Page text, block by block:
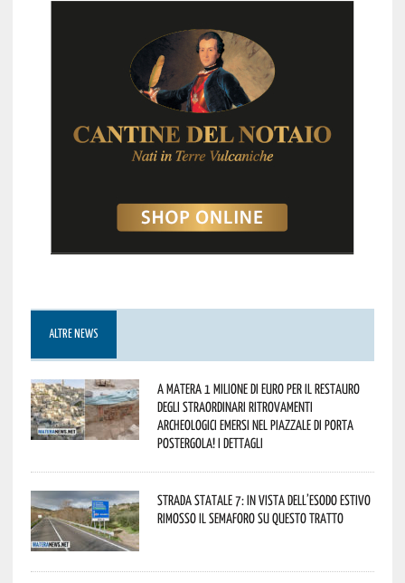
ALTRE NEWS
A Matera 1 milione di euro per il restauro
degli straordinari ritrovamenti
archeologici emersi nel piazzale di Porta
Postergola! I dettagli
Strada statale 7: in vista dell’esodo estivo
rimosso il semaforo su questo tratto